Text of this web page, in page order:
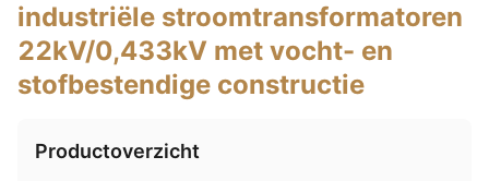
industriële stroomtransformatoren
22kV/0,433kV met vocht- en
stofbestendige constructie
Productoverzicht